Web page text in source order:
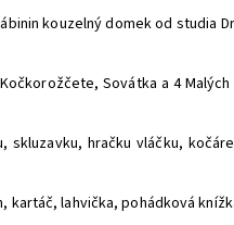
kouzelný domek od studia
Sovátka a 4
hračku vláčku,
lahvička, pohádková